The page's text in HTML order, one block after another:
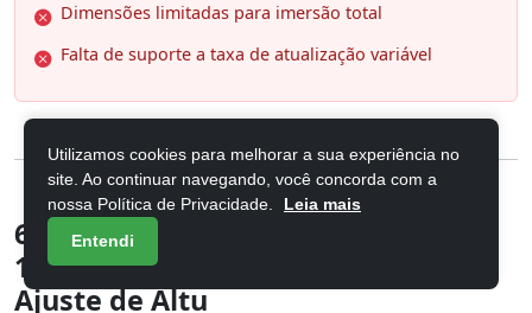
Dimensões limitadas para imersão total
Falta de suporte a taxa de atualização variável
6. AOC, Monitor Gamer G4 27”
180Hz, 27G4/P, 0,5ms IPS, com
Ajuste de Altu
Utilizamos cookies para melhorar a sua experiência no
site. Ao continuar navegando, você concorda com a
nossa Política de Privacidade.
Leia mais
Entendi